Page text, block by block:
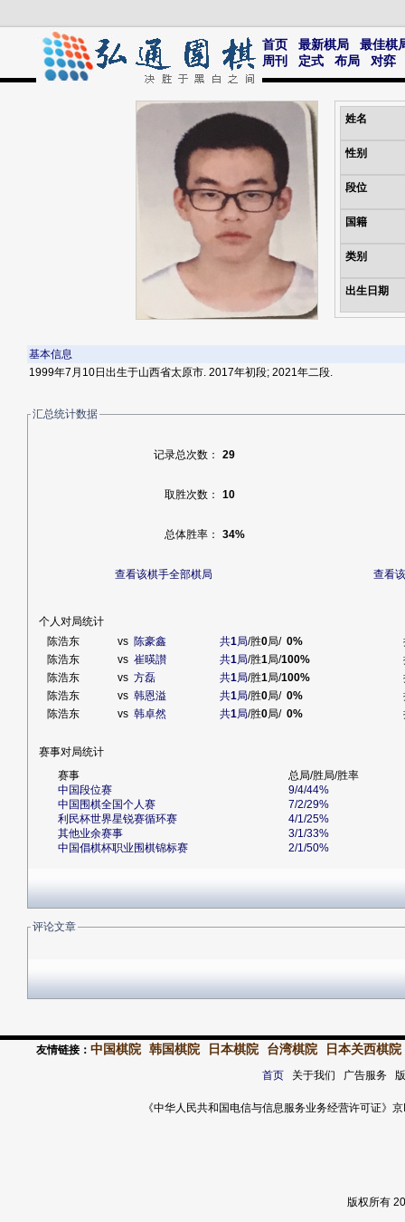
首页 最新棋局
最佳棋
周刊
定式 布局 对弈
姓名
性别
段位
国籍
类别
出生日期
基本信息
1999年7月10日出生于山西省太原市. 2017年初段; 2021年二段.
汇总统计数据
记录总次数： 29
取胜次数： 10
总体胜率： 34%
查看该棋手全部棋局 查看
个人对局统计
陈浩东
vs 陈豪鑫 共1局/胜0局/0%
陈浩东
vs 崔暎讃 共1局/胜1局/100%
陈浩东
vs 方磊 共1局/胜1局/100%
陈浩东
vs 韩恩溢 共1局/胜0局/0%
陈浩东
vs 韩卓然 共1局/胜0局/0%
赛事对局统计
赛事
总局/胜局/胜率
中国段位赛
9/4/44%
中国围棋全国个人赛
7/2/29%
利民杯世界星锐赛循环赛
4/1/25%
其他业余赛事
3/1/33%
中国倡棋杯职业围棋锦标赛
2/1/50%
评论文章
友情链接： 中国棋院 韩国棋院 日本棋院 台湾棋院 日本关西棋院
首页关于我们 广告服务
《中华人民共和国电信与信息服务业务经营许可证
版权所有